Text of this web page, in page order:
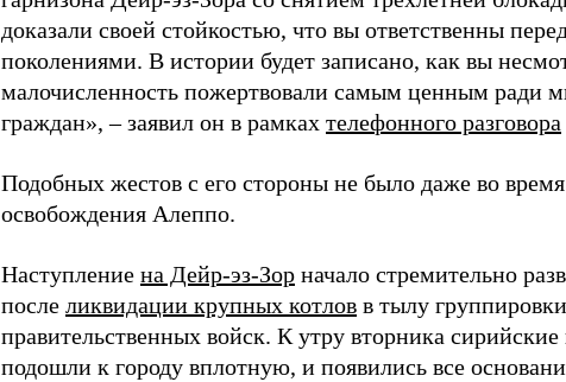
доказали своей стойкостью, что вы ответственны
поколениями. В истории будет записано, как вы
малочисленность пожертвовали самым ценным ради
граждан», – заявил он в рамках телефонного разговора
Подобных жестов с его стороны не было даже во время
освобождения Алеппо.
Наступление на Дейр-эз-Зор начало стремительно
после ликвидации крупных котлов в тылу группировки
правительственных войск. К утру вторника сирийские
подошли к городу вплотную, и появились все